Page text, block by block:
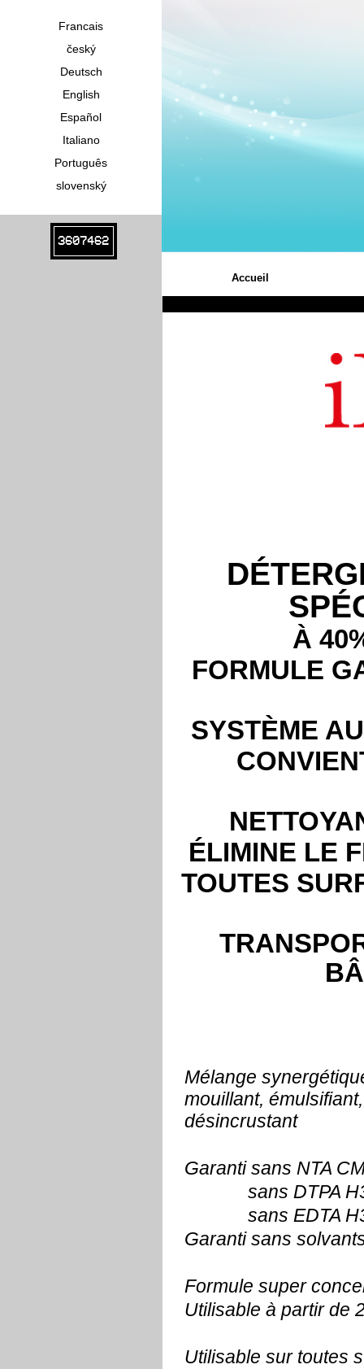
Francais
český
Deutsch
English
Español
Italiano
Português
slovenský
3607462
Accueil
À
FORMULE
SYSTÈME
ÉLIMINE LE
TOUTES
Mélange
mouillant,
désincrustant
Garanti sans NTA
sans DTPA
sans EDTA
Garanti sans
Formule super
Utilisable à partir de
Utilisable sur toutes